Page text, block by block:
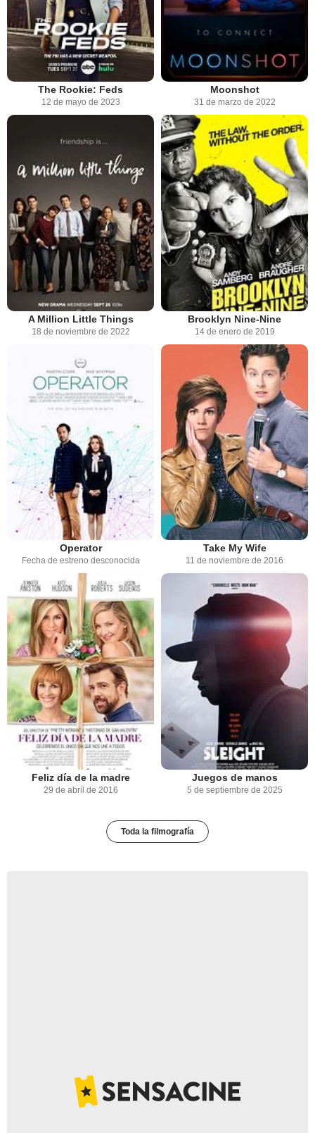
The Rookie: Feds
12 de mayo de 2023
Moonshot
31 de marzo de 2022
A Million Little Things
18 de noviembre de 2022
Brooklyn Nine-Nine
14 de enero de 2019
Operator
Fecha de estreno desconocida
Take My Wife
11 de noviembre de 2016
Feliz día de la madre
29 de abril de 2016
Juegos de manos
5 de septiembre de 2025
Toda la filmografía